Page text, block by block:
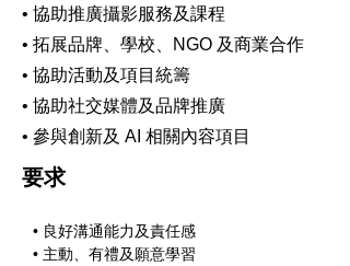
• 協助推廣攝影服務及課程
• 拓展品牌、學校、NGO 及商業合作
• 協助活動及項目統籌
• 協助社交媒體及品牌推廣
• 參與創新及 AI 相關內容項目
要求
• 良好溝通能力及責任感
• 主動、有禮及願意學習